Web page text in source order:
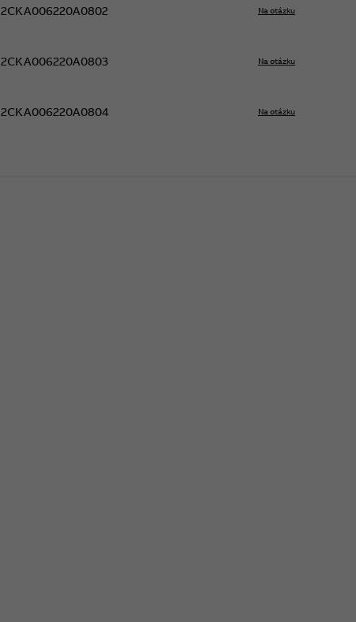
2CKA006220A0802 Na otázku
2CKA006220A0803 Na otázku
2CKA006220A0804 Na otázku